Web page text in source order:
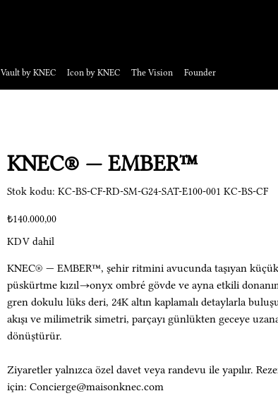
Vault by KNEC Icon by KNEC The Vision Founder
KNEC® — EMBER™
Stok kodu: Stok
kodu:
001
KC-
BS-
CF
KC-BS-CF-RD-SM-G24-SAT-E100-001 KC-BS-CF
Fiyat
₺140.000,00
KDV dahil
KNEC® — EMBER™, şehir ritmini avucunda taşıyan
püskürtme kızıl→onyx ombré gövde ve ayna etkili
gren dokulu lüks deri, 24K altın kaplamalı detaylarla
akışı ve milimetrik simetri, parçayı günlükten geceye
dönüştürür.
Ziyaretler yalnızca özel davet veya randevu ile yapılır.
için: Concierge@maisonknec.com